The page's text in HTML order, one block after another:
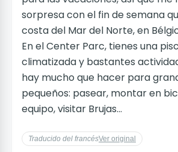
sorpresa con el fin de semana
costa del Mar del Norte, en
En el Center Parc, tienes una
climatizada y bastantes
hay mucho que hacer para
pequeños: pasear, montar en
equipo, visitar Brujas...
Traducido del francésVer original